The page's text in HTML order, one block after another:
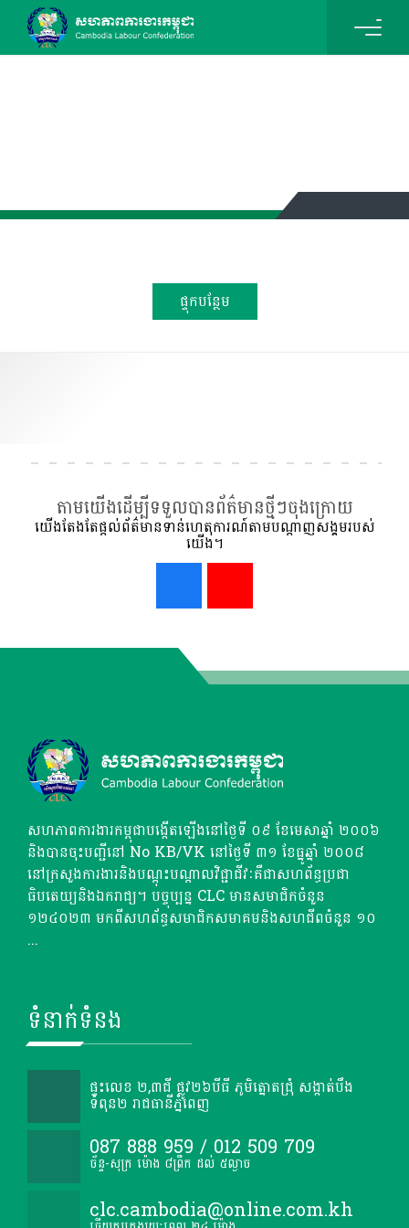
ផ្ទុកបន្ថែម
តាមយើងដើម្បីទទួលបានព័ត៌មានថ្មីៗចុងក្រោយ
យើងតែងតែផ្ដល់ព័ត៌មានទាន់ហេតុការណ៍តាមបណ្ដាញសង្គមរបស់
យើង។
សហភាពការងារកម្ពុជាបង្កើតឡើងនៅថ្ងៃទី ០៩ ខែមេសាឆ្នាំ ២០០៦
និងបានចុះបញ្ជីនៅ No KB/VK នៅថ្ងៃទី ៣១ ខែធ្នូឆ្នាំ ២០០៨
នៅក្រសួងការងារនិងបណ្តុះបណ្តាលវិជ្ជាជីវៈគឺជាសហព័ន្ធប្រជា
ធិបតេយ្យនិងឯករាជ្យ។ បច្ចុប្បន្ន CLC មានសមាជិកចំនួន
១២៤០២៣ មកពីសហព័ន្ធសមាជិកសមាគមនិងសហជីពចំនួន ១០
...
ទំនាក់ទំនង
ផ្ទះលេខ ២,៣ជី ផ្លូវ២៦បីធី ភូមិត្នោតជ្រុំ សង្កាត់បឹង
ទំពុន២ រាជធានីភ្នំពេញ
087 888 959 / 012 509 709
ច័ន្ទ-សុក្រ ម៉ោង ៨ព្រឹក ដល់ ៥ល្ងាច
clc.cambodia@online.com.kh